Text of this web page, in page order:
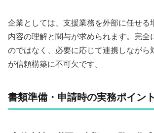
企業としては、支援業務を外部に任せる
内容の理解と関与が求められます。完全
のではなく、必要に応じて連携しながら
が信頼構築に不可欠です。
書類準備・申請時の実務ポイント